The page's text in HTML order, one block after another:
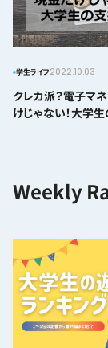
学生ライフ2022.10.03
クレカ派？電子マ
けじゃない！大学